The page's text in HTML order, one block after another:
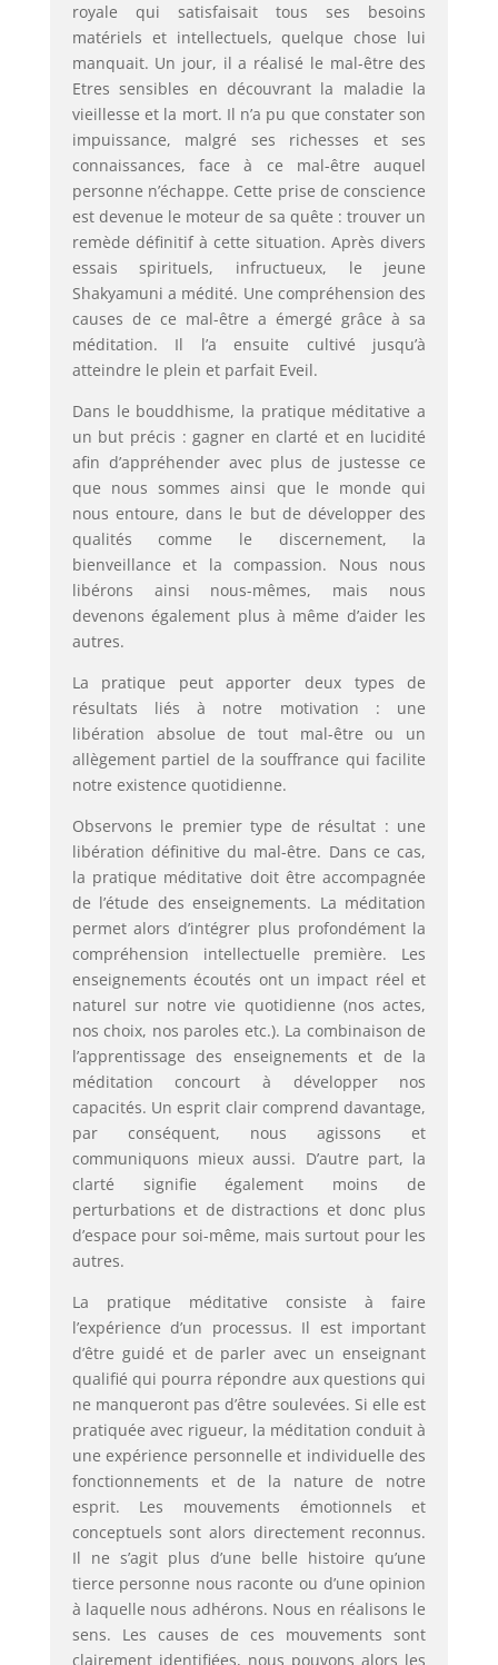
royale qui satisfaisait tous ses besoins
matériels et intellectuels, quelque chose lui
manquait. Un jour, il a réalisé le mal-être des
Etres sensibles en découvrant la maladie la
vieillesse et la mort. Il n’a pu que constater son
impuissance, malgré ses richesses et ses
connaissances, face à ce mal-être auquel
personne n’échappe. Cette prise de conscience
est devenue le moteur de sa quête : trouver un
remède définitif à cette situation. Après divers
essais spirituels, infructueux, le jeune
Shakyamuni a médité. Une compréhension des
causes de ce mal-être a émergé grâce à sa
méditation. Il l’a ensuite cultivé jusqu’à
atteindre le plein et parfait Eveil.
Dans le bouddhisme, la pratique méditative a
un but précis : gagner en clarté et en lucidité
afin d’appréhender avec plus de justesse ce
que nous sommes ainsi que le monde qui
nous entoure, dans le but de développer des
qualités comme le discernement, la
bienveillance et la compassion. Nous nous
libérons ainsi nous-mêmes, mais nous
devenons également plus à même d’aider les
autres.
La pratique peut apporter deux types de
résultats liés à notre motivation : une
libération absolue de tout mal-être ou un
allègement partiel de la souffrance qui facilite
notre existence quotidienne.
Observons le premier type de résultat : une
libération définitive du mal-être. Dans ce cas,
la pratique méditative doit être accompagnée
de l’étude des enseignements. La méditation
permet alors d’intégrer plus profondément la
compréhension intellectuelle première. Les
enseignements écoutés ont un impact réel et
naturel sur notre vie quotidienne (nos actes,
nos choix, nos paroles etc.). La combinaison de
l’apprentissage des enseignements et de la
méditation concourt à développer nos
capacités. Un esprit clair comprend davantage,
par conséquent, nous agissons et
communiquons mieux aussi. D’autre part, la
clarté signifie également moins de
perturbations et de distractions et donc plus
d’espace pour soi-même, mais surtout pour les
autres.
La pratique méditative consiste à faire
l’expérience d’un processus. Il est important
d’être guidé et de parler avec un enseignant
qualifié qui pourra répondre aux questions qui
ne manqueront pas d’être soulevées. Si elle est
pratiquée avec rigueur, la méditation conduit à
une expérience personnelle et individuelle des
fonctionnements et de la nature de notre
esprit. Les mouvements émotionnels et
conceptuels sont alors directement reconnus.
Il ne s’agit plus d’une belle histoire qu’une
tierce personne nous raconte ou d’une opinion
à laquelle nous adhérons. Nous en réalisons le
sens. Les causes de ces mouvements sont
clairement identifiées, nous pouvons alors les